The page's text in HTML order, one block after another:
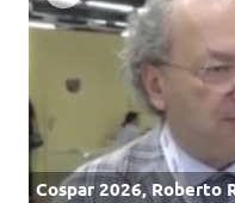
Cospar 2026, Roberto